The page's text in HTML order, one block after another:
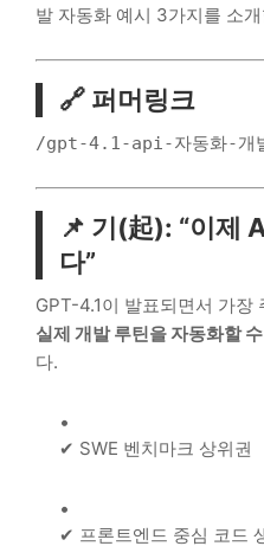
발 자동화 예시 3가지를 소
🔗 퍼머링크
/gpt-4.1-api-자동화-개
📌 기(起): “이제
다”
GPT-4.1이 발표되면서 가장
실제 개발 루틴을 자동화할
다.
✔ SWE 벤치마크 상위권
✔ 프론트엔드 중심 코드